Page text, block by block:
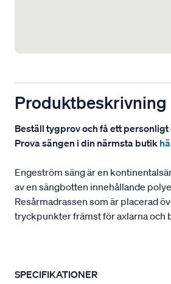
Produktbeskrivning
Beställ tygprov och få ett
Prova sängen i din närmsta butik
Engeström säng är en
av en sängbotten innehållande
Resårmadrassen som är placerad
tryckpunkter främst för axlarna och
SPECIFIKATIONER